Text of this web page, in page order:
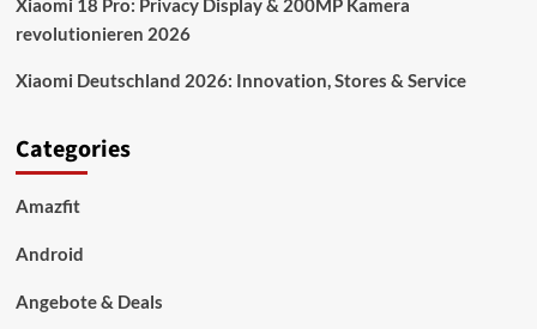
Xiaomi 18 Pro: Privacy Display & 200MP Kamera
revolutionieren 2026
Xiaomi Deutschland 2026: Innovation, Stores & Service
Categories
Amazfit
Android
Angebote & Deals